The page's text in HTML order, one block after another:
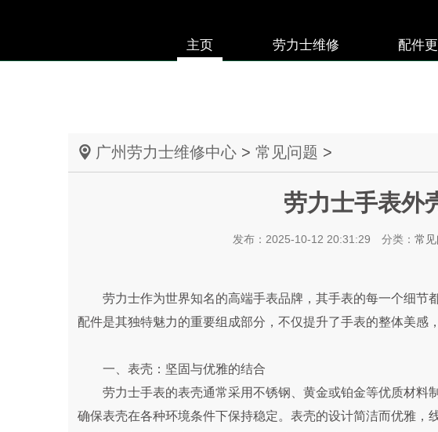
主页 劳力士维修 配件
广州劳力士维修中心 > 常见问题 >
劳力士手表外
发布：2025-10-12 20:31:29 分类： 常
劳力士作为世界知名的高端手表品牌，其手表的每一个细节
配件是其独特魅力的重要组成部分，不仅提升了手表的整体美感
一、表壳：坚固与优雅的结合
劳力士手表的表壳通常采用不锈钢、黄金或铂金等优质材料
确保表壳在各种环境条件下保持稳定。表壳的设计简洁而优雅，